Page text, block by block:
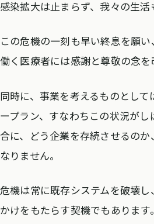
感染拡大は止まらず、我々の生活
この危機の一刻も早い終息を願
働く医療者には感謝と尊敬の念を
同時に、事業を考えるものとして
ープラン、すなわちこの状況が
合に、どう企業を存続させるの
なりません。
危機は常に既存システムを破壊し
かけをもたらす契機でもあります